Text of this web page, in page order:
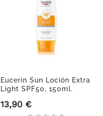
Eucerin Sun Loción Extra
Light SPF50, 150ml.
Precio
13,90 €